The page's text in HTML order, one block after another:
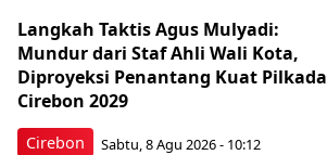
Cirebon
Langkah Taktis Agus Mulyadi:
Mundur dari Staf Ahli Wali Kota,
Diproyeksi Penantang Kuat Pilkada
Cirebon 2029
Sabtu, 8 Agu 2026 - 10:12